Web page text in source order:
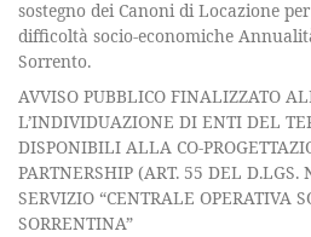
sostegno dei Canoni di Locazione
difficoltà socio-economiche
Sorrento.
AVVISO PUBBLICO FINALIZZATO
L’INDIVIDUAZIONE DI ENTI DEL
DISPONIBILI ALLA CO-
PARTNERSHIP (ART. 55 DEL
SERVIZIO “CENTRALE OPERATIVA
SORRENTINA”